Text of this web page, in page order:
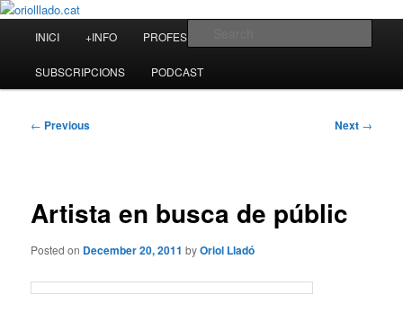
Skip
primary
contentoriolllado.cat
INICI +INFO PROFESSIONAL
SUBSCRIPCIONS PODCAST
Post
← Previous Next →
Artista en busca de públic
Posted on December 20, 2011 byOriol Lladó